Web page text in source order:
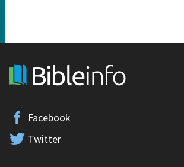
Facebook
Twitter